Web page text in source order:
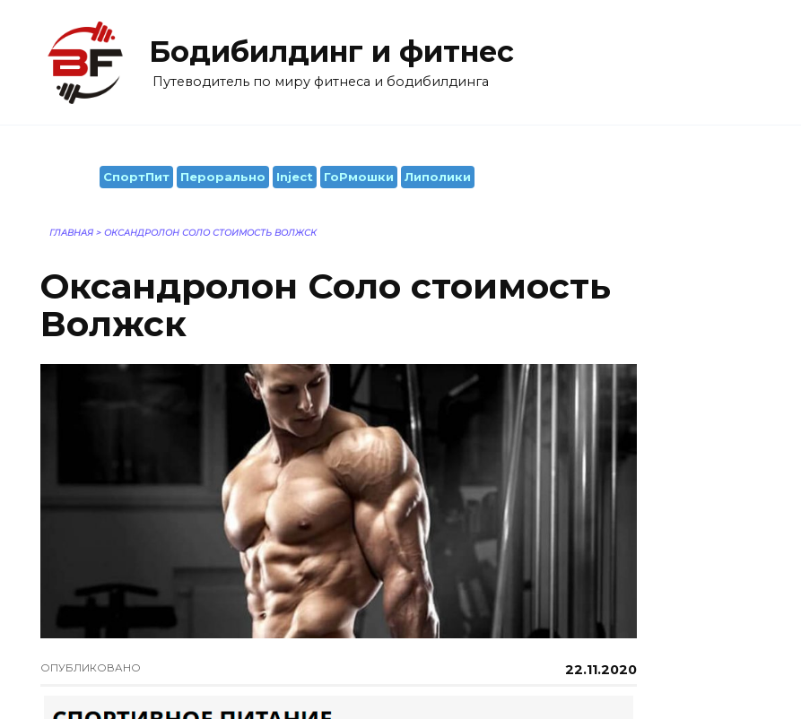
содержанию
Бодибилдинг и фитнес
Путеводитель по миру фитнеса и бодибилдинга
СпортПит Перорально Inject ГоРмошки Липолики
ГЛАВНАЯ > ОКСАНДРОЛОН СОЛО СТОИМОСТЬ ВОЛЖСК
Оксандролон Соло стоимость
Волжск
ОПУБЛИКОВАНО 22.11.2020